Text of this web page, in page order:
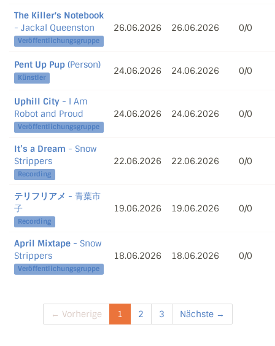
The Killer's Notebook
- Jackal Queenston
Veröffentlichungsgruppe
26.06.2026 26.06.2026 0/0
Pent Up Pup (Person)
Künstler
24.06.2026 24.06.2026 0/0
Uphill City - I Am
Robot and Proud
Veröffentlichungsgruppe
24.06.2026 24.06.2026 0/0
It’s a Dream - Snow
Strippers
Recording
22.06.2026 22.06.2026 0/0
テリフリアメ - 青葉市
子
Recording
19.06.2026 19.06.2026 0/0
April Mixtape - Snow
Strippers
Veröffentlichungsgruppe
18.06.2026 18.06.2026 0/0
← Vorherige 1 2 3 Nächste →